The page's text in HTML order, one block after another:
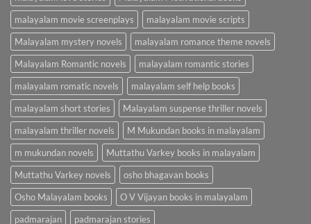
malayalam movie screenplays
malayalam movie scripts
Malayalam mystery novels
malayalam romance theme novels
Malayalam Romantic novels
malayalam romantic stories
malayalam romatic novels
malayalam self help books
malayalam short stories
Malayalam suspense thriller novels
malayalam thriller novels
M Mukundan books in malayalam
m mukundan novels
Muttathu Varkey books in malayalam
Muttathu Varkey novels
osho bhagavan books
Osho Malayalam books
O V Vijayan books in malayalam
padmarajan
padmarajan stories